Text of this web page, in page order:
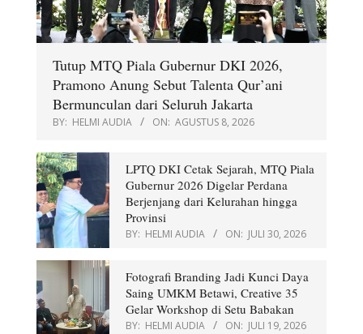
Tutup MTQ Piala Gubernur DKI 2026,
Pramono Anung Sebut Talenta Qur’ani
Bermunculan dari Seluruh Jakarta
BY: HELMI AUDIA ON: AGUSTUS 8, 2026
LPTQ DKI Cetak Sejarah, MTQ Piala
Gubernur 2026 Digelar Perdana
Berjenjang dari Kelurahan hingga
Provinsi
BY: HELMI AUDIA ON: JULI 30, 2026
Fotografi Branding Jadi Kunci Daya
Saing UMKM Betawi, Creative 35
Gelar Workshop di Setu Babakan
BY: HELMI AUDIA ON: JULI 19, 2026